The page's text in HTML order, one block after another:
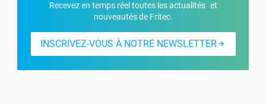
Recevez en temps réel toutes les actualités et
nouveautés de Fritec.
INSCRIVEZ-VOUS À NOTRE NEWSLETTER